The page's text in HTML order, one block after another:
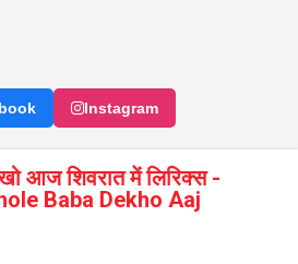
Instagram
आज शिवरात में लिरिक्स -
Baba Dekho Aaj